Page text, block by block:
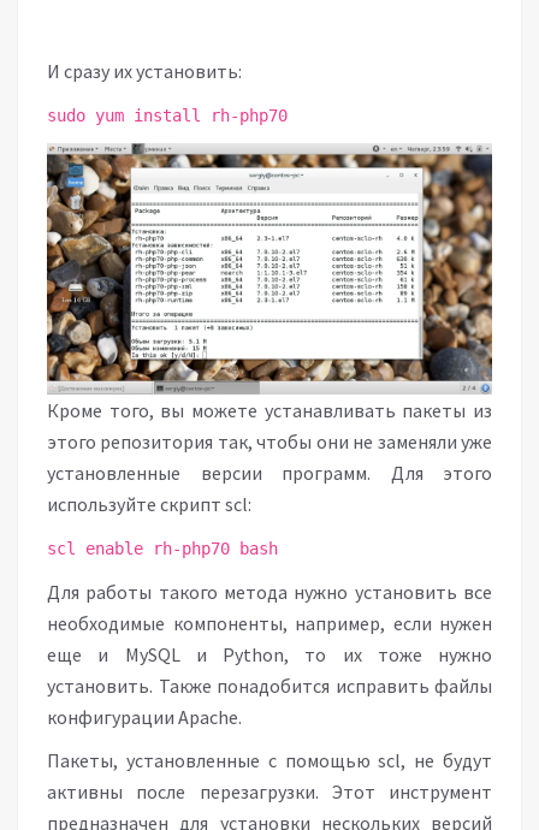
И сразу их установить:
sudo yum install rh-php70
Кроме того, вы можете устанавливать пакеты из
этого репозитория так, чтобы они не заменяли уже
установленные версии программ. Для этого
используйте скрипт scl:
scl enable rh-php70 bash
Для работы такого метода нужно установить все
необходимые компоненты, например, если нужен
еще и MySQL и Python, то их тоже нужно
установить. Также понадобится исправить файлы
конфигурации Apache.
Пакеты, установленные с помощью scl, не будут
активны после перезагрузки. Этот инструмент
предназначен для установки нескольких версий